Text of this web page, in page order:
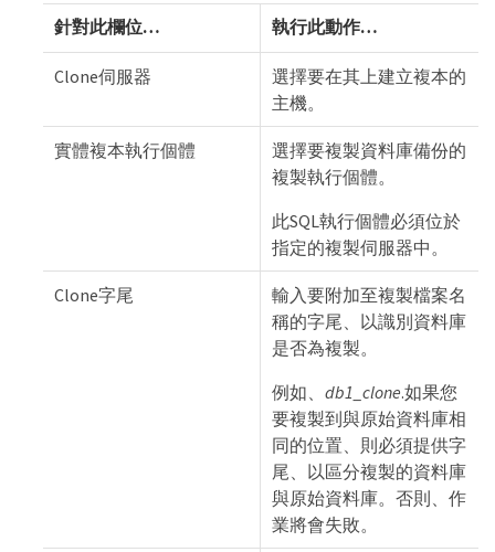
針對此欄位…​ 執行此動作…​
Clone伺服器
選擇要在其上建立複本的
主機。
實體複本執行個體
選擇要複製資料庫備份的
複製執行個體。
此SQL執行個體必須位於
指定的複製伺服器中。
Clone字尾
輸入要附加至複製檔案名
稱的字尾、以識別資料庫
是否為複製。
例如、 db1_clone.如果您
要複製到與原始資料庫相
同的位置、則必須提供字
尾、以區分複製的資料庫
與原始資料庫。否則、作
業將會失敗。